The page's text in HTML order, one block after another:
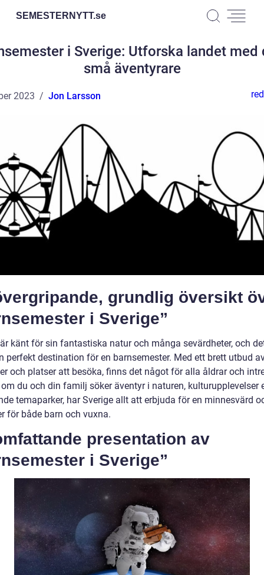
SEMESTERNYTT.se
i Sverige: Utforska landet med
små äventyrare
2023 Jon Larsson
grundlig översikt
i Sverige”
känt för sin fantastiska natur och många sevärdheter, och
perfekt destination för en barnsemester. Med ett brett utbud
och platser att besöka, finns det något för alla åldrar och
du och din familj söker äventyr i naturen, kulturupplevelser
temaparker, har Sverige allt att erbjuda för en minnesvärd
för både barn och vuxna.
presentation av
i Sverige”